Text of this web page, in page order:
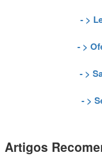
- >
- >
- >
- >
Artigos